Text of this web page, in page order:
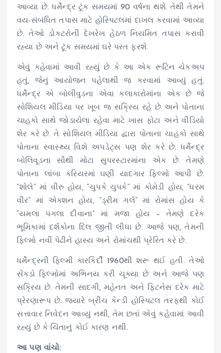
આવ્યા છે. ધર્મેન્દ્ર ટૂંક સમયમાં 90 વર્ષના થશે. તેથી તેમને
વય-સંબંધિત તપાસ માટે હોસ્પિટલમાં દાખલ કરવામાં આવ્યા
છે. તેઓ ડોકટરોની દેખરેખ હેઠળ નિયમિત તપાસ કરાવી
રહ્યા છે અને ટૂંક સમયમાં ઘરે પરત ફરશે.
એવું કહેવામાં આવી રહ્યું છે કે આ એક રૂટિન ચેકઅપ
હતું, જેનું આયોજન પહેલાથી જ કરવામાં આવ્યું હતું.
ધર્મેન્દ્ર એ બોલીવુડના એવા કલાકારોમાંના એક છે જે
સોશિયલ મીડિયા પર ખૂબ જ સક્રિય રહે છે અને પોતાના
ચાહકો સાથે જોડાયેલા રહેવા માટે ખાસ ફોટા અને વીડિયો
શેર કરે છે. તે સોશિયલ મીડિયા દ્વારા પોતાના ચાહકો સાથે
પોતાના સ્વાસ્થ્ય વિશે અપડેટ્સ પણ શેર કરે છે. ધર્મેન્દ્ર
બોલિવૂડના સૌથી મોટા સુપરસ્ટારમાંના એક છે. તેમણે
પોતાના લાંબા કરિયરમાં ઘણી યાદગાર ફિલ્મો આપી છે.
“શોલે” માં વીરુ હોય, “ચુપકે ચુપકે” માં કોમેડી હોય, “ધરમ
વીર” માં એક્શન હોય, “ડ્રીમ ગર્લ” માં રોમાંસ હોય કે
“યમલા પગલા દીવાના” માં મજા હોય – તેમણે દરેક
ભૂમિકામાં દર્શકોના દિલ જીતી લીધા છે. આજે પણ, તેમની
ફિલ્મો નવી પેઢીને હાસ્ય અને રોમાંચથી પ્રેરિત કરે છે.
ધર્મેન્દ્રની ફિલ્મી કારકિર્દી 1960થી શરૂ થઈ હતી. તેઓ
સેંકડો ફિલ્મોમાં અભિનય કરી ચૂક્યા છે અને આજે પણ
સક્રિય છે. તેમની સાદગી, મહેનત અને ફિટનેસ દરેક માટે
પ્રેરણારૂપ છે. જ્યારે બ્રીચ કેન્ડી હોસ્પિટલ તરફથી કોઈ
સત્તાવાર નિવેદન આવ્યું નથી, તેમ છતાં એવું કહેવામાં આવી
રહ્યું છે કે ચિંતાનું કોઈ કારણ નથી.
આ પણ વાંચો: